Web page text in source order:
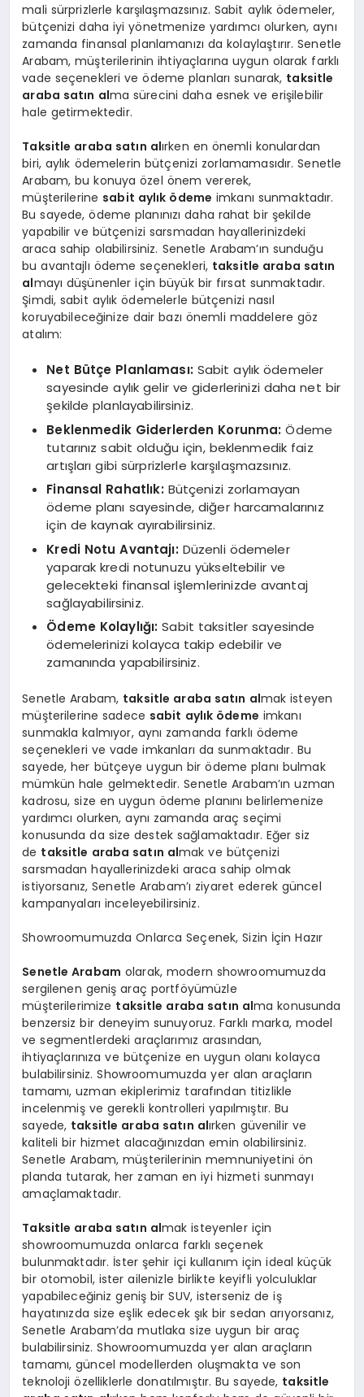
mali sürprizlerle karşılaşmazsınız. Sabit aylık ödemeler,
bütçenizi daha iyi yönetmenize yardımcı olurken, aynı
zamanda finansal planlamanızı da kolaylaştırır. Senetle
Arabam, müşterilerinin ihtiyaçlarına uygun olarak farklı
vade seçenekleri ve ödeme planları sunarak, taksitle
araba satın alma sürecini daha esnek ve erişilebilir
hale getirmektedir.
Taksitle araba satın alırken en önemli konulardan
biri, aylık ödemelerin bütçenizi zorlamamasıdır. Senetle
Arabam, bu konuya özel önem vererek,
müşterilerine sabit aylık ödeme imkanı sunmaktadır.
Bu sayede, ödeme planınızı daha rahat bir şekilde
yapabilir ve bütçenizi sarsmadan hayallerinizdeki
araca sahip olabilirsiniz. Senetle Arabam’ın sunduğu
bu avantajlı ödeme seçenekleri, taksitle araba satın
almayı düşünenler için büyük bir fırsat sunmaktadır.
Şimdi, sabit aylık ödemelerle bütçenizi nasıl
koruyabileceğinize dair bazı önemli maddelere göz
atalım:
Net Bütçe Planlaması: Sabit aylık ödemeler
sayesinde aylık gelir ve giderlerinizi daha net bir
şekilde planlayabilirsiniz.
Beklenmedik Giderlerden Korunma: Ödeme
tutarınız sabit olduğu için, beklenmedik faiz
artışları gibi sürprizlerle karşılaşmazsınız.
Finansal Rahatlık: Bütçenizi zorlamayan
ödeme planı sayesinde, diğer harcamalarınız
için de kaynak ayırabilirsiniz.
Kredi Notu Avantajı: Düzenli ödemeler
yaparak kredi notunuzu yükseltebilir ve
gelecekteki finansal işlemlerinizde avantaj
sağlayabilirsiniz.
Ödeme Kolaylığı: Sabit taksitler sayesinde
ödemelerinizi kolayca takip edebilir ve
zamanında yapabilirsiniz.
Senetle Arabam, taksitle araba satın almak isteyen
müşterilerine sadece sabit aylık ödeme imkanı
sunmakla kalmıyor, aynı zamanda farklı ödeme
seçenekleri ve vade imkanları da sunmaktadır. Bu
sayede, her bütçeye uygun bir ödeme planı bulmak
mümkün hale gelmektedir. Senetle Arabam’ın uzman
kadrosu, size en uygun ödeme planını belirlemenize
yardımcı olurken, aynı zamanda araç seçimi
konusunda da size destek sağlamaktadır. Eğer siz
de taksitle araba satın almak ve bütçenizi
sarsmadan hayallerinizdeki araca sahip olmak
istiyorsanız, Senetle Arabam’ı ziyaret ederek güncel
kampanyaları inceleyebilirsiniz.
Showroomumuzda Onlarca Seçenek, Sizin İçin Hazır
Senetle Arabam olarak, modern showroomumuzda
sergilenen geniş araç portföyümüzle
müşterilerimize taksitle araba satın alma konusunda
benzersiz bir deneyim sunuyoruz. Farklı marka, model
ve segmentlerdeki araçlarımız arasından,
ihtiyaçlarınıza ve bütçenize en uygun olanı kolayca
bulabilirsiniz. Showroomumuzda yer alan araçların
tamamı, uzman ekiplerimiz tarafından titizlikle
incelenmiş ve gerekli kontrolleri yapılmıştır. Bu
sayede, taksitle araba satın alırken güvenilir ve
kaliteli bir hizmet alacağınızdan emin olabilirsiniz.
Senetle Arabam, müşterilerinin memnuniyetini ön
planda tutarak, her zaman en iyi hizmeti sunmayı
amaçlamaktadır.
Taksitle araba satın almak isteyenler için
showroomumuzda onlarca farklı seçenek
bulunmaktadır. İster şehir içi kullanım için ideal küçük
bir otomobil, ister ailenizle birlikte keyifli yolculuklar
yapabileceğiniz geniş bir SUV, isterseniz de iş
hayatınızda size eşlik edecek şık bir sedan arıyorsanız,
Senetle Arabam’da mutlaka size uygun bir araç
bulabilirsiniz. Showroomumuzda yer alan araçların
tamamı, güncel modellerden oluşmakta ve son
teknoloji özelliklerle donatılmıştır. Bu sayede, taksitle